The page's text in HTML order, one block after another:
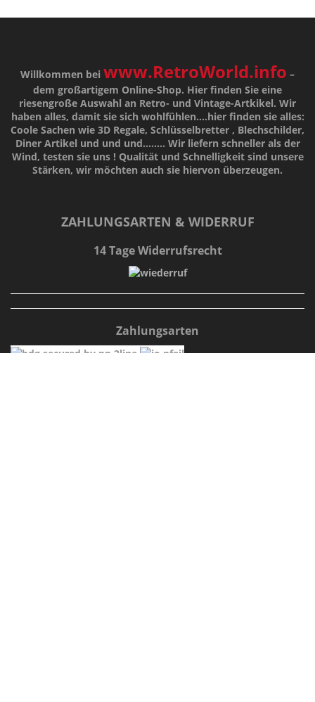
Willkommen bei www.RetroWorld.info –
dem großartigem Online-Shop. Hier finden Sie eine
riesengroße Auswahl an Retro- und Vintage-Artkikel. Wir
haben alles, damit sie sich wohlfühlen....hier finden sie alles:
Coole Sachen wie 3D Regale, Schlüsselbretter , Blechschilder,
Diner Artikel und und und........ Wir liefern schneller als der
Wind, testen sie uns ! Qualitätund Schnelligkeitsind unsere
Stärken, wir möchten auch sie hiervon überzeugen.
ZAHLUNGSARTEN & WIDERRUF
14 Tage Widerrufsrecht
Zahlungsarten